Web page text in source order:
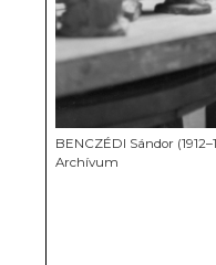
BENCZÉDI Sándor
Archívum